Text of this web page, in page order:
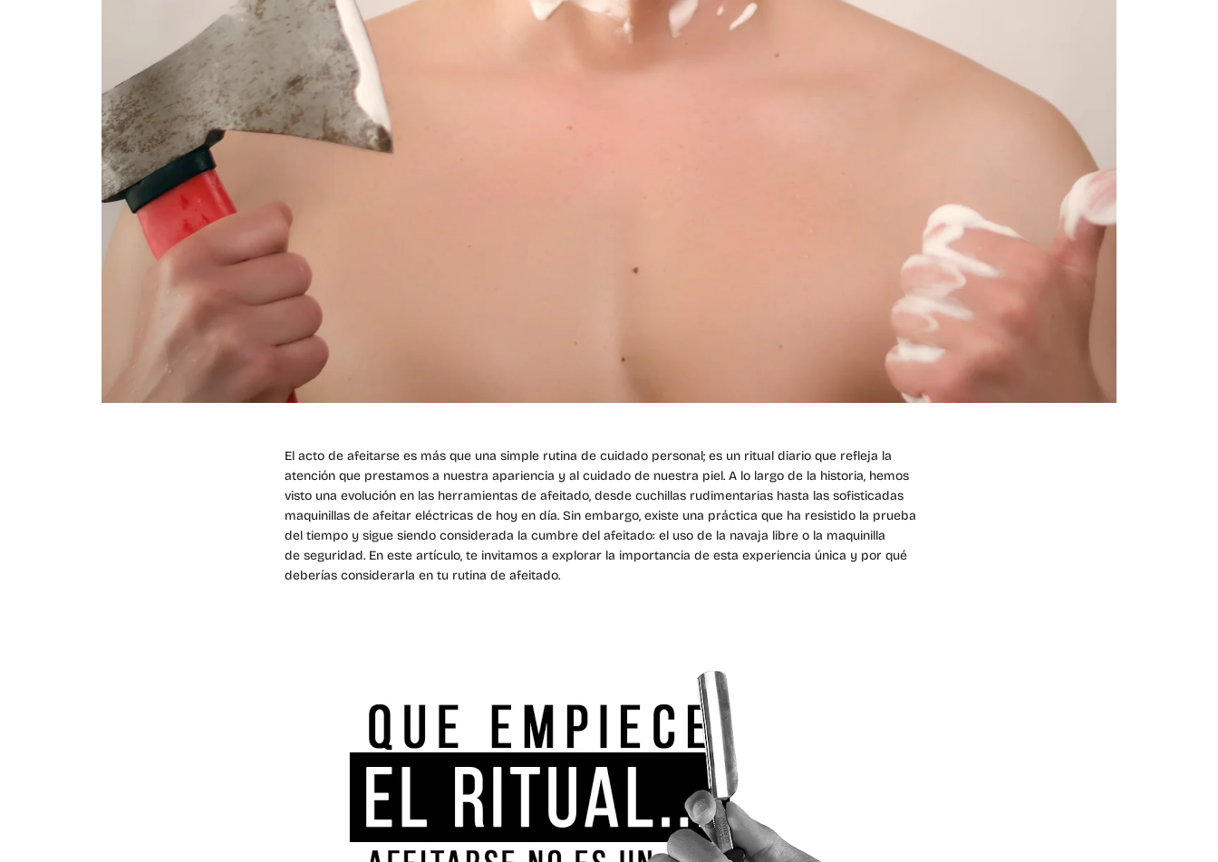
El acto de afeitarse es más que una simple rutina de cuidado personal; es un ritual diario que refleja la
atención que prestamos a nuestra apariencia y al cuidado de nuestra piel. A lo largo de la historia, hemos
visto una evolución en las herramientas de afeitado, desde cuchillas rudimentarias hasta las sofisticadas
maquinillas de afeitar eléctricas de hoy en día. Sin embargo, existe una práctica que ha resistido la prueba
del tiempo y sigue siendo considerada la cumbre del afeitado: el uso de la navaja libre o la maquinilla
de seguridad. En este artículo, te invitamos a explorar la importancia de esta experiencia única y por qué
deberías considerarla en tu rutina de afeitado.
EL CARRITO RÁPIDO
ESTÁ
ACTUALMENTE
VACÍO